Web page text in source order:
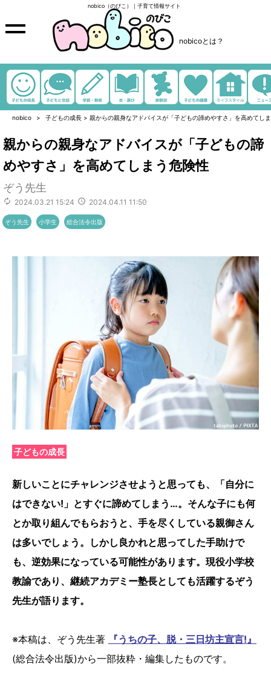
nobico（のびこ）｜子育て情報サイト
nobicoとは？
nobico 子どもの成長 > 親からの親身なアドバイスが「子どもの諦めやすさ」を高めてし
親からの親身なアドバイスが「子どもの諦
めやすさ」を高めてしまう危険性
ぞう先生
2024.03.21 15:24 2024.04.11 11:50
ぞう先生 小学生 総合法令出版
子どもの成長
新しいことにチャレンジさせようと思っても、「自分に
はできない!」とすぐに諦めてしまう…。そんな子にも何
とか取り組んでもらおうと、手を尽くしている親御さん
は多いでしょう。しかし良かれと思ってした手助けで
も、逆効果になっている可能性があります。現役小学校
教諭であり、継続アカデミー塾長としても活躍するぞう
先生が語ります。
※本稿は、ぞう先生著
『うちの子、脱・三日坊主宣言!』
(‎総合法令出版)から一部抜粋・編集したものです。